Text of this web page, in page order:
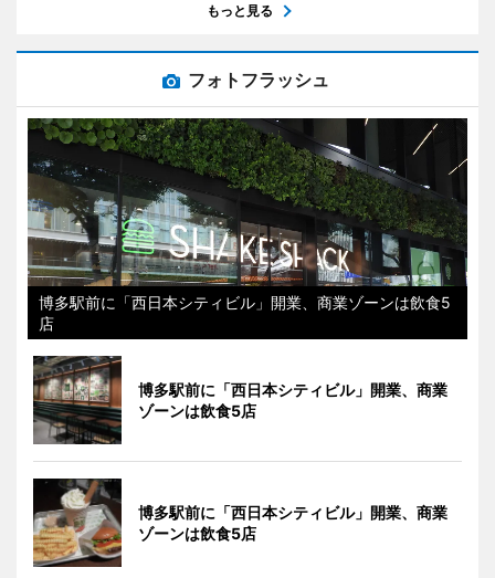
もっと見る
フォトフラッシュ
博多駅前に「西日本シティビル」開業、商業ゾーンは飲食5
店
博多駅前に「西日本シティビル」開業、商業
ゾーンは飲食5店
博多駅前に「西日本シティビル」開業、商業
ゾーンは飲食5店